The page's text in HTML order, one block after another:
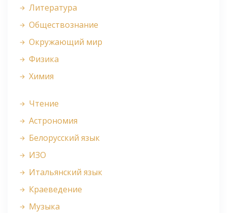
Литература
Обществознание
Окружающий мир
Физика
Химия
Чтение
Астрономия
Белорусский язык
ИЗО
Итальянский язык
Краеведение
Музыка